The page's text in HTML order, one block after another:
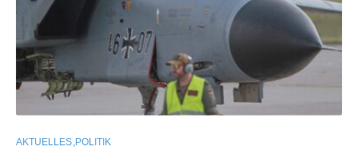
AKTUELLES POLITIK